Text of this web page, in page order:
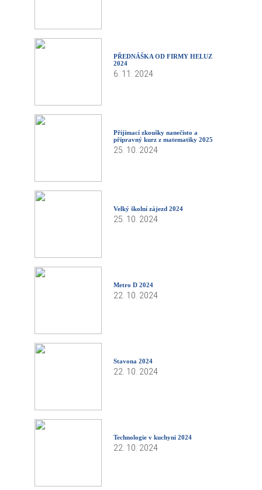
PŘEDNÁŠKA OD FIRMY HELUZ
2024
6. 11. 2024
Přijímací zkoušky nanečisto a
přípravný kurz z matematiky 2025
25. 10. 2024
Velký školní zájezd 2024
25. 10. 2024
Metro D 2024
22. 10. 2024
Stavona 2024
22. 10. 2024
Technologie v kuchyni 2024
22. 10. 2024